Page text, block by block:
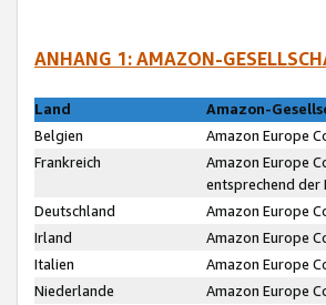
ANHANG 1: AMAZON-
Land
Amazon-
Belgien
Amazon Europe
Frankreich
Amazon Europe
entsprechend der
Deutschland
Amazon Europe
Irland
Amazon Europe
Italien
Amazon Europe
Niederlande
Amazon Europe